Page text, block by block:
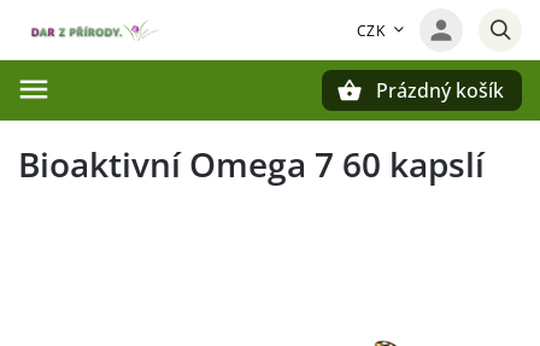
CZK
Prázdný košík
Bioaktivní Omega 7 60 kapslí